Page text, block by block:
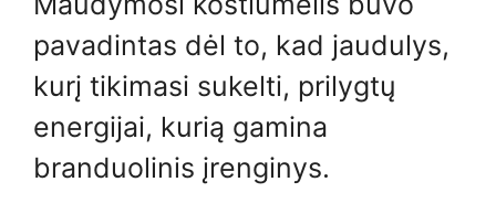
pavadintas dėl to, kad jaudulys,
kurį tikimasi sukelti, prilygtų
energijai, kurią gamina
branduolinis įrenginys.